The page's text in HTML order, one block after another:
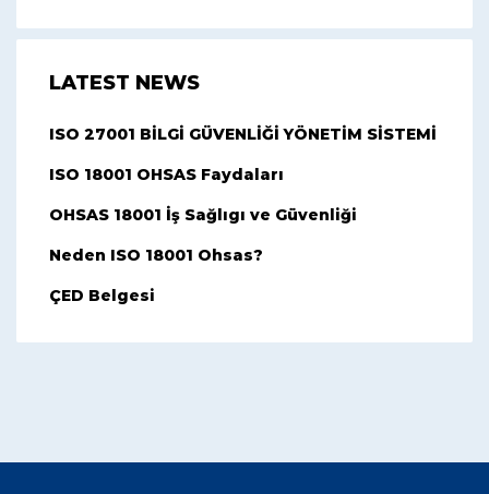
LATEST NEWS
ISO 27001 BİLGİ GÜVENLİĞİ YÖNETİM SİSTEMİ
ISO 18001 OHSAS Faydaları
OHSAS 18001 İş Sağlıgı ve Güvenliği
Neden ISO 18001 Ohsas?
ÇED Belgesi